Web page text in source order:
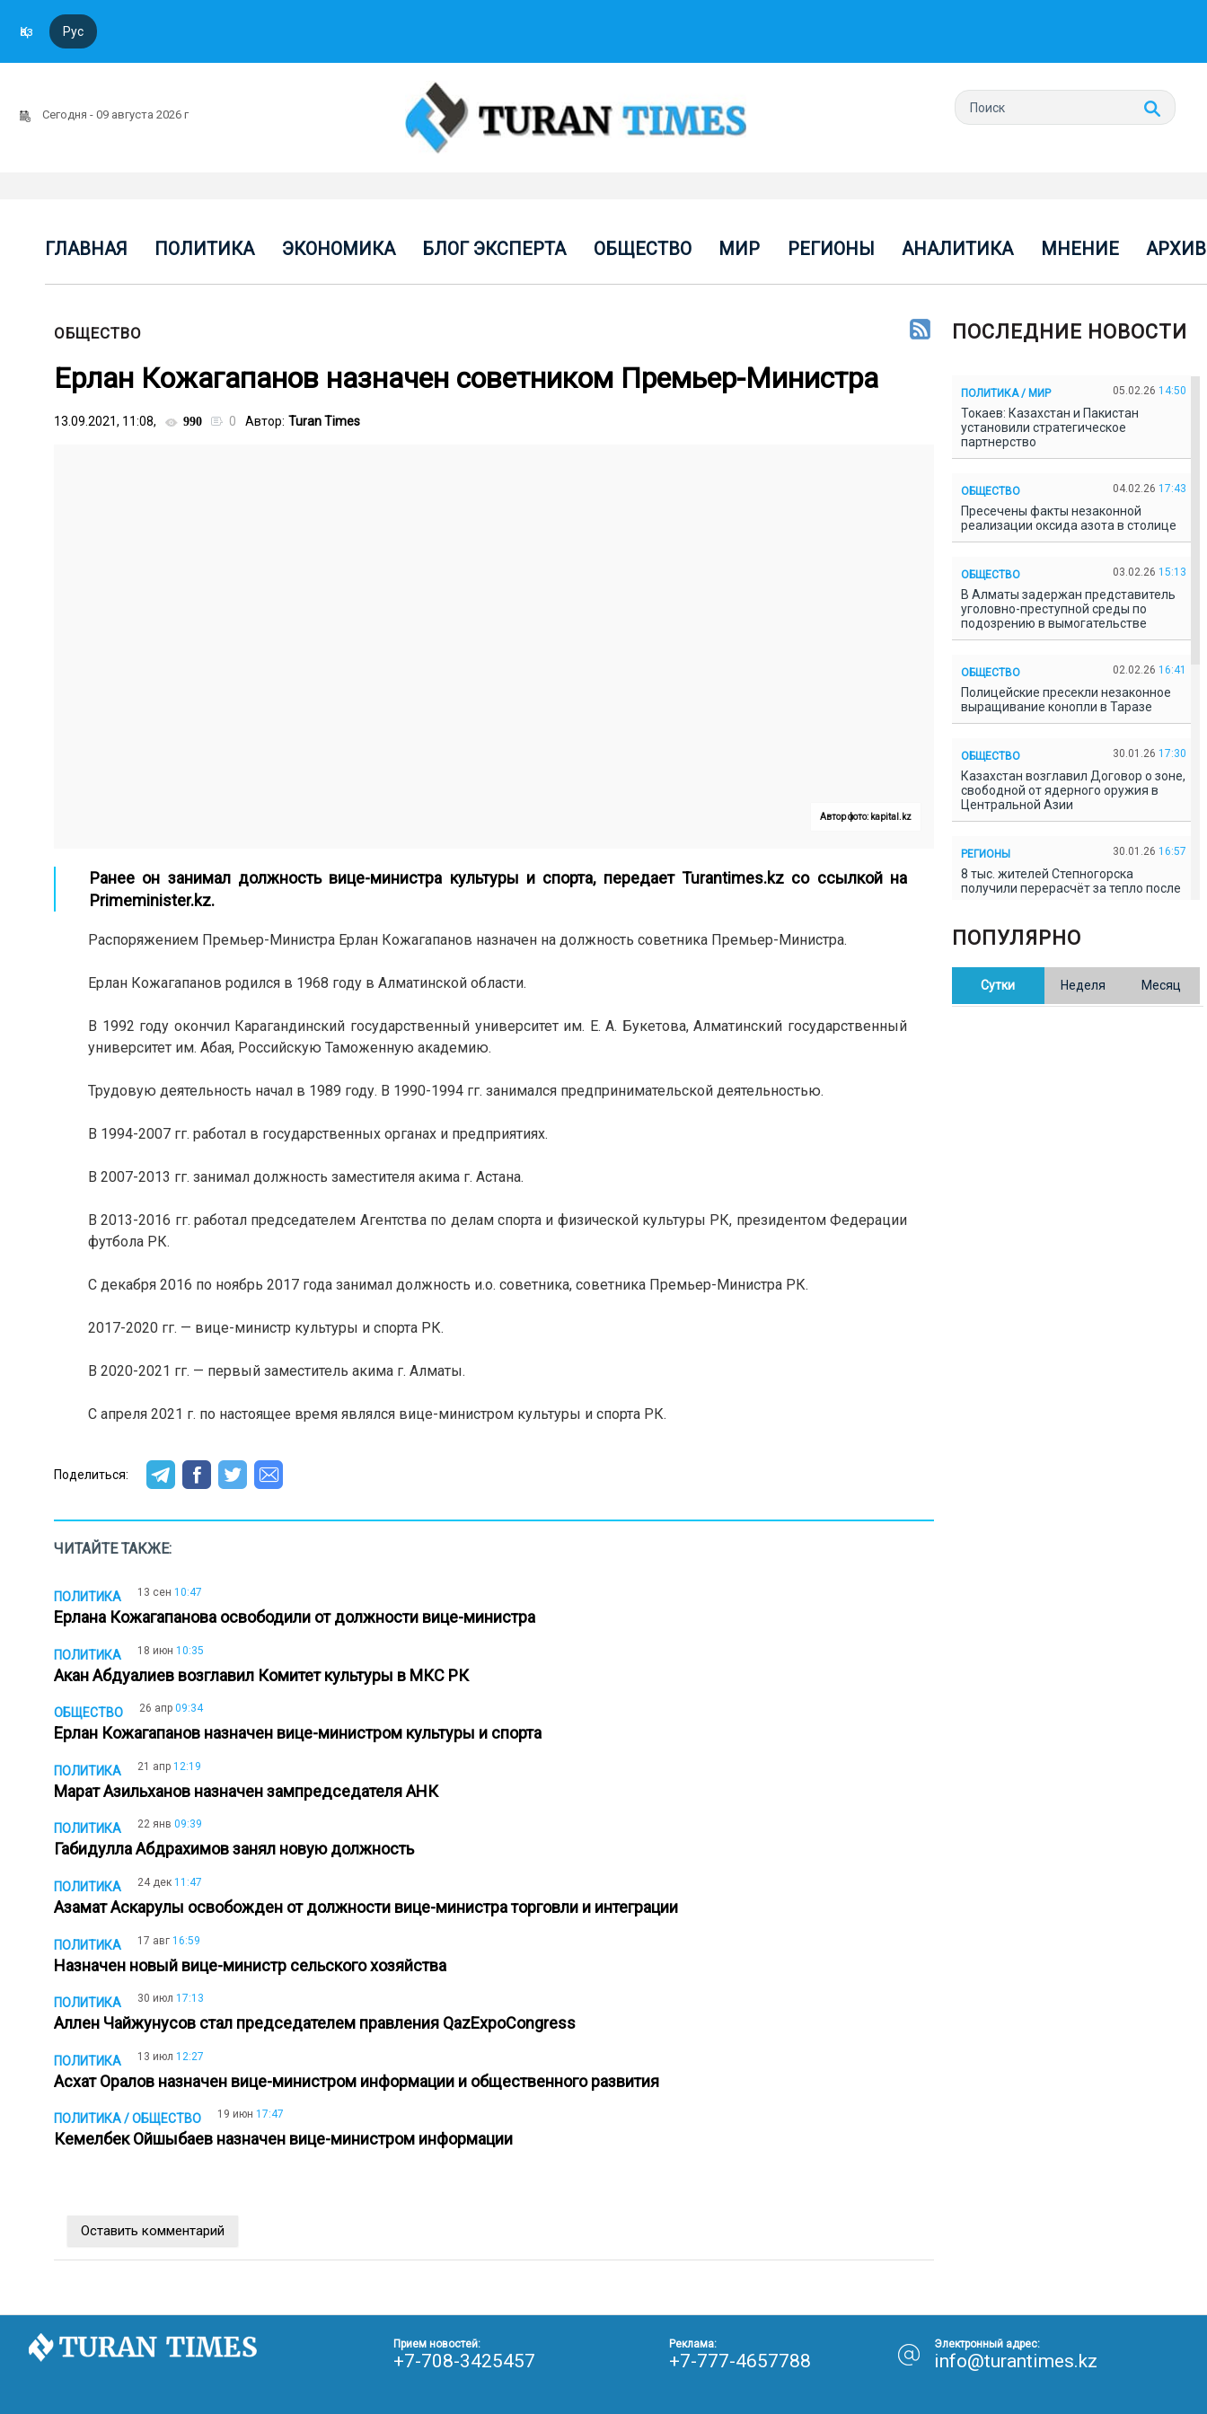
Қаз Рус
Сегодня - 09 августа 2026 г
ГЛАВНАЯ ПОЛИТИКА ЭКОНОМИКА БЛОГ ЭКСПЕРТА ОБЩЕСТВО МИР РЕГИОНЫ АНАЛИТИКА МНЕНИЕ АРХИВ
ОБЩЕСТВО
Ерлан Кожагапанов назначен советником Премьер-Министра
13.09.2021, 11:08, 990 0 Автор: Turan Times
Автор фото: kapital.kz
Ранее он занимал должность вице-министра культуры и спорта, передаетTurantimes.kz со ссылкой на
Primeminister.kz.
Распоряжением Премьер-Министра Ерлан Кожагапанов назначен на должность советника Премьер-Министра.
Ерлан Кожагапанов родился в 1968 году в Алматинской области.
В 1992 году окончил Карагандинский государственный университет им. Е. А. Букетова, Алматинский государственный
университет им. Абая, Российскую Таможенную академию.
Трудовую деятельность начал в 1989 году. В 1990-1994 гг. занимался предпринимательской деятельностью.
В 1994-2007 гг. работал в государственных органах и предприятиях.
В 2007-2013 гг. занимал должность заместителя акима г. Астана.
В 2013-2016 гг. работал председателем Агентства по делам спорта и физической культуры РК, президентом Федерации
футбола РК.
С декабря 2016 по ноябрь 2017 года занимал должность и.о. советника, советника Премьер-Министра РК.
2017-2020 гг. — вице-министр культуры и спорта РК.
В 2020-2021 гг. — первый заместитель акима г. Алматы.
С апреля 2021 г. по настоящее время являлся вице-министром культуры и спорта РК.
Поделиться:
ЧИТАЙТЕ ТАКЖЕ:
ПОЛИТИКА 13 сен 10:47
Ерлана Кожагапанова освободили от должности вице-министра
ПОЛИТИКА 18 июн 10:35
Акан Абдуалиев возглавил Комитет культуры в МКС РК
ОБЩЕСТВО 26 апр 09:34
Ерлан Кожагапанов назначен вице-министром культуры и спорта
ПОЛИТИКА 21 апр 12:19
Марат Азильханов назначен зампредседателя АНК
ПОЛИТИКА 22 янв 09:39
Габидулла Абдрахимов занял новую должность
ПОЛИТИКА 24 дек 11:47
Азамат Аскарулы освобожден от должности вице-министра торговли и интеграции
ПОЛИТИКА 17 авг 16:59
Назначен новый вице-министр сельского хозяйства
ПОЛИТИКА 30 июл 17:13
Аллен Чайжунусов стал председателем правления QazExpoCongress
ПОЛИТИКА 13 июл 12:27
Асхат Оралов назначен вице-министром информации и общественного развития
ПОЛИТИКА / ОБЩЕСТВО 19 июн 17:47
Кемелбек Ойшыбаев назначен вице-министром информации
Оставить комментарий
ПОСЛЕДНИЕ НОВОСТИ
ПОЛИТИКА / МИР 05.02.26 14:50
Токаев: Казахстан и Пакистан
установили стратегическое
партнерство
ОБЩЕСТВО 04.02.26 17:43
Пресечены факты незаконной
реализации оксида азота в столице
ОБЩЕСТВО 03.02.26 15:13
В Алматы задержан представитель
уголовно-преступной среды по
подозрению в вымогательстве
ОБЩЕСТВО 02.02.26 16:41
Полицейские пресекли незаконное
выращивание конопли в Таразе
ОБЩЕСТВО 30.01.26 17:30
Казахстан возглавил Договор о зоне,
свободной от ядерного оружия в
Центральной Азии
РЕГИОНЫ 30.01.26 16:57
8 тыс. жителей Степногорска
получили перерасчёт за тепло после
В Казахстане готовят новую
редакцию Конституции: меняется
ПОПУЛЯРНО
Сутки Неделя Месяц
Прием новостей:
+7-708-3425457
Реклама:
+7-777-4657788
Электронный адрес:
info@turantimes.kz